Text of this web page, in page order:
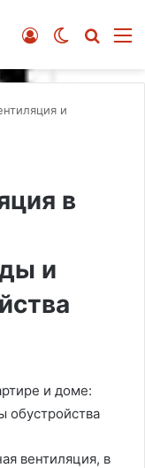
Switch skin
Войти
и
в
и
вентиляция, в